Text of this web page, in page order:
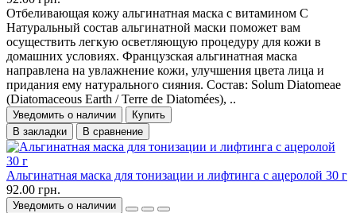
Отбеливающая кожу альгинатная маска с витамином С
Натуральный состав альгинатной маски поможет вам
осуществить легкую осветляющую процедуру для кожи в
домашних условиях. Французская альгинатная маска
направлена на увлажнение кожи, улучшения цвета лица и
придания ему натурального сияния. Состав: Solum Diatomeae
(Diatomaceous Earth / Terre de Diatomées), ..
Уведомить о наличии
Купить
В закладки
В сравнение
Альгинатная маска для тонизации и лифтинга с ацеролой 30 г
92.00 грн.
Уведомить о наличии